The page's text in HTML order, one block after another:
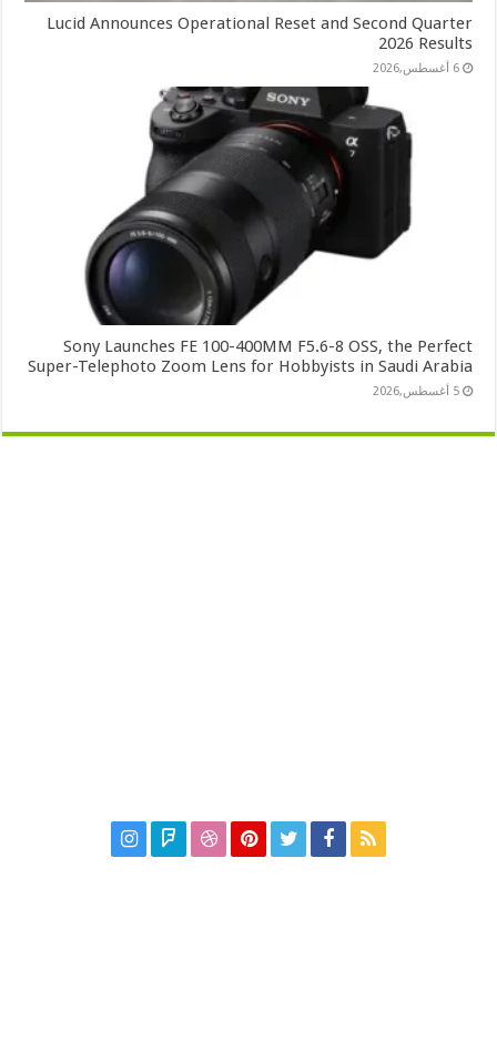
Lucid Announces Operational Reset and Second Quarter
2026 Results
6 أغسطس,2026
Sony Launches FE 100-400MM F5.6-8 OSS, the Perfect
Super-Telephoto Zoom Lens for Hobbyists in Saudi Arabia
5 أغسطس,2026